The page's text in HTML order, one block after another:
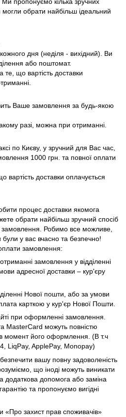
обрати найбільш ідеальний
дня (неділя - вихідний). Ви
або поштомат.
те, що вартість доставки
Ваше замовлення за будь-якою
разі, можна при отриманні.
по Києву, у зручний для Вас час,
1000 грн. та повної оплати
вартість доставки оплачується
процес доставки якомога
обрати найбільш зручний спосіб
Робимо все можливе,
у вас вчасно та безпечно!
замовлення:
замовлення у відділенні
адресної доставки – кур'єру
Нової пошти, або за умови
карткою у кур'єр Нової Пошти.
при оформленні замовлення.
MasterCard можуть повністю
момент його оформлення. (В т.ч
LiqPay, ApplePay, Monopay)
вашу повну задоволеність
що іноді можуть виникати
додаткова допомога або заміна
та пропонуємо вигідні
«Про захист прав споживачів»